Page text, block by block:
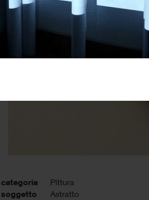
categoria Pittura
soggetto Astratto